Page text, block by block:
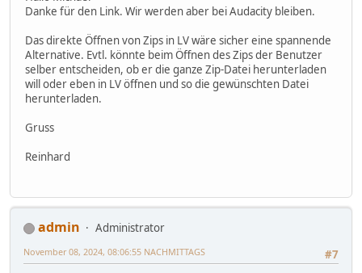
Danke für den Link. Wir werden aber bei Audacity bleiben.
Das direkte Öffnen von Zips in LV wäre sicher eine spannende
Alternative. Evtl. könnte beim Öffnen des Zips der Benutzer
selber entscheiden, ob er die ganze Zip-Datei herunterladen
will oder eben in LV öffnen und so die gewünschten Datei
herunterladen.
Gruss
Reinhard
admin
Administrator
#7
November 08, 2024, 08:06:55 NACHMITTAGS